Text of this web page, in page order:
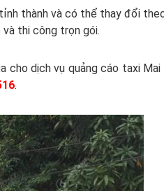
thành và có thể thay đổi
thi công trọn gói.
dịch vụ quảng cáo taxi Mai
.